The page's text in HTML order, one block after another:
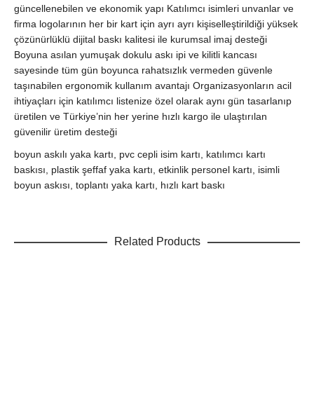
güncellenebilen ve ekonomik yapı Katılımcı isimleri unvanlar ve
firma logolarının her bir kart için ayrı ayrı kişiselleştirildiği yüksek
çözünürlüklü dijital baskı kalitesi ile kurumsal imaj desteği
Boyuna asılan yumuşak dokulu askı ipi ve kilitli kancası
sayesinde tüm gün boyunca rahatsızlık vermeden güvenle
taşınabilen ergonomik kullanım avantajı Organizasyonların acil
ihtiyaçları için katılımcı listenize özel olarak aynı gün tasarlanıp
üretilen ve Türkiye’nin her yerine hızlı kargo ile ulaştırılan
güvenilir üretim desteği
boyun askılı yaka kartı, pvc cepli isim kartı, katılımcı kartı
baskısı, plastik şeffaf yaka kartı, etkinlik personel kartı, isimli
boyun askısı, toplantı yaka kartı, hızlı kart baskı
Related Products